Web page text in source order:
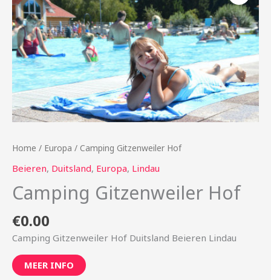
Home / Europa / Camping Gitzenweiler Hof
Beieren, Duitsland, Europa, Lindau
Camping Gitzenweiler Hof
€0.00
Camping Gitzenweiler Hof Duitsland Beieren Lindau
MEER INFO